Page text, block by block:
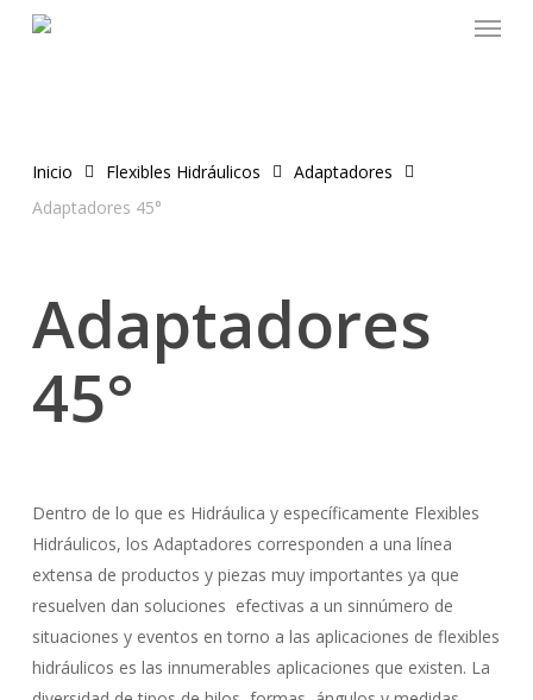
Menu
Inicio Flexibles Hidráulicos
Adaptadores
Adaptadores 45°
Adaptadores
45°
Dentro de lo que es Hidráulica y específicamente Flexibles
Hidráulicos, los Adaptadores corresponden a una línea
extensa de productos y piezas muy importantes ya que
resuelven dan soluciones efectivas a un sinnúmero de
situaciones y eventos en torno a las aplicaciones de flexibles
hidráulicos es las innumerables aplicaciones que existen. La